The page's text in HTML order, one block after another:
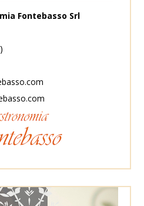
Fontebasso Srl